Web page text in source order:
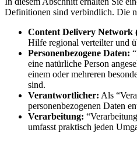
Definitionen sind verbindlich. Die
Content Delivery Network
Hilfe regional verteilter und
Personenbezogene Daten:
eine natürliche Person
einem oder mehreren
sind.
Verantwortlicher: Als
personenbezogenen Daten
Verarbeitung:
umfasst praktisch jeden